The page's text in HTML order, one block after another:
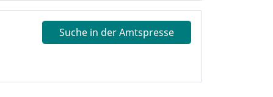
Suche in der Amtspresse